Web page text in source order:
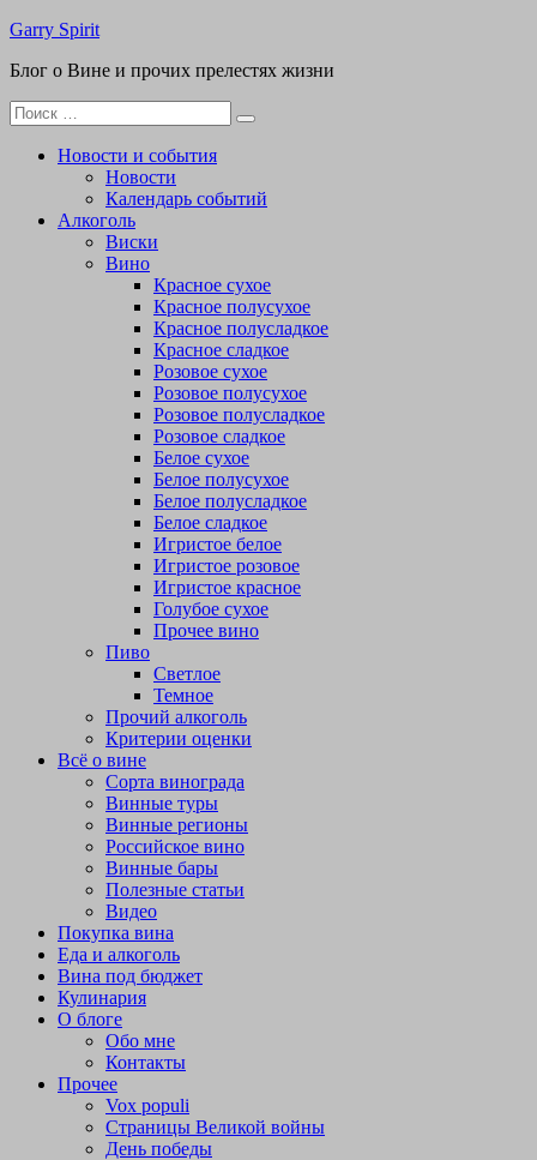
Перейти
содержимому
Garry Spirit
Блог о Вине и прочих прелестях жизни
Поиск
для:
Новости и события
Новости
Календарь событий
Алкоголь
Виски
Вино
Красное сухое
Красное полусухое
Красное полусладкое
Красное сладкое
Розовое сухое
Розовое полусухое
Розовое полусладкое
Розовое сладкое
Белое сухое
Белое полусухое
Белое полусладкое
Белое сладкое
Игристое белое
Игристое розовое
Игристое красное
Голубое сухое
Прочее вино
Пиво
Светлое
Темное
Прочий алкоголь
Критерии оценки
Всё о вине
Сорта винограда
Винные туры
Винные регионы
Российское вино
Винные бары
Полезные статьи
Видео
Покупка вина
Еда и алкоголь
Вина под бюджет
Кулинария
О блоге
Обо мне
Контакты
Прочее
Vox populi
Страницы Великой войны
День победы